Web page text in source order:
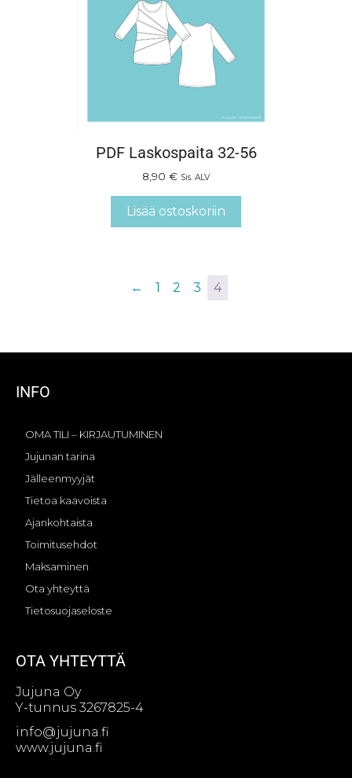
PDF Laskospaita 32-56
8,90 € Sis. ALV
Lisää ostoskoriin
← 1 2 3 4
INFO
OMA TILI – KIRJAUTUMINEN
Jujunan tarina
Jälleenmyyjät
Tietoa kaavoista
Ajankohtaista
Toimitusehdot
Maksaminen
Ota yhteyttä
Tietosuojaseloste
OTA YHTEYTTÄ
Jujuna Oy
Y-tunnus 3267825-4
info@jujuna.fi
www.jujuna.fi